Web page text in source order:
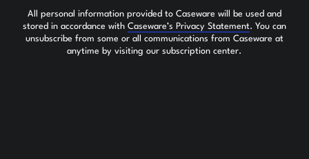
All personal information provided to Caseware will be used and
stored in accordance with Caseware’s Privacy Statement. You can
unsubscribe from some or all communications from Caseware at
anytime by visiting our subscription center.